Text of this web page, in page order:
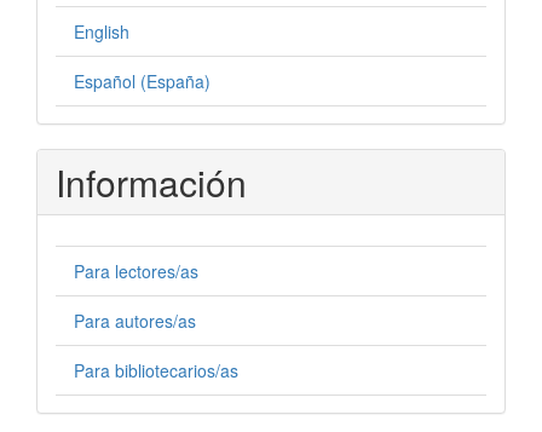
English
Español (España)
Información
Para lectores/as
Para autores/as
Para bibliotecarios/as